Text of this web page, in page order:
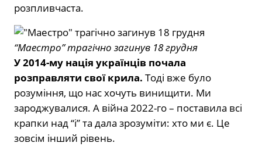
розпливчаста.
“Маестро” трагічно загинув 18 грудня
У 2014-му нація українців почала
розправляти свої крила. Тоді вже було
розуміння, що нас хочуть винищити. Ми
зароджувалися. А війна 2022-го – поставила всі
крапки над “і” та дала зрозуміти: хто ми є. Це
зовсім інший рівень.